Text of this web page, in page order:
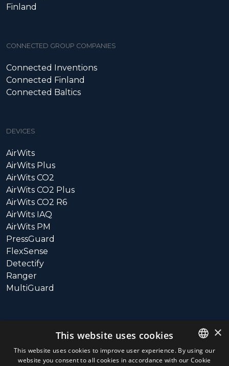
Finland
CONNECTED GROUP COMPANIES
Connected Inventions
Connected Finland
Connected Baltics
DEVICES
AirWits
AirWits Plus
AirWits CO2
AirWits CO2 Plus
AirWits CO2 R6
AirWits IAQ
AirWits PM
PressGuard
FlexSense
Detectify
Ranger
MultiGuard
Call: +358 10 3115800
Hours: 9:00 – 16:00 (UTC+3)
ENGLISH
×
This website uses cookies
This website uses cookies to improve user experience. By using our
website you consent to all cookies in accordance with our Cookie